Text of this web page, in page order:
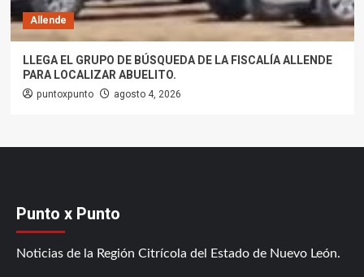
Allende
LLEGA EL GRUPO DE BÚSQUEDA DE LA FISCALÍA ALLENDE
PARA LOCALIZAR ABUELITO.
puntoxpunto agosto 4, 2026
Punto x Punto
Noticias de la Región Citrícola del Estado de Nuevo León.